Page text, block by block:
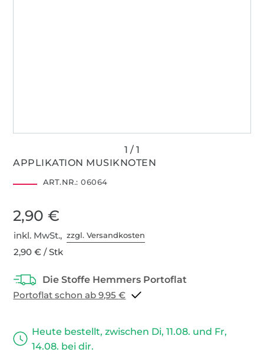
APPLIKATION MUSIKNOTEN
ART.NR.: 06064
2,90 €
inkl. MwSt.,zzgl. Versandkosten
2,90 € / Stk
Portoflat schon ab 9,95 €
Heute bestellt, zwischen Di, 11.08. und Fr,
14.08. bei dir.